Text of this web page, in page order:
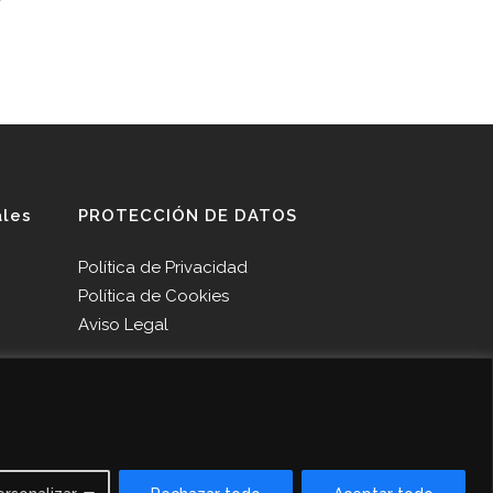
PROTECCIÓN DE DATOS
Política de Privacidad
Política de Cookies
Aviso Legal